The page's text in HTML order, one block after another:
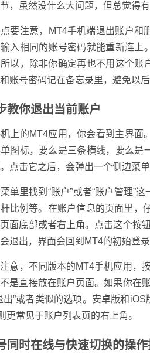
，虽然没什么大问题，但总觉得有
要注意，MT4手机端退出账户和
入相同的账号密码就能重新连上
以，除非你确定再也不用这个账
账号密码记在备忘录里，避免以后
教你退出当前账户
上的MT4应用，你会看到主界面
图标，要么是三条横线，要么是
点击它之后，会弹出一个侧边菜
单里找到“账户”或者“账户管理”
比例等。在账户信息的页面里，
面底部或者右上角。点击这个按
退出，界面会回到MT4的初始登录
意，不同版本的MT4手机应用，
是直接放在账户页面。如果你在
出”或者类似的选项。安卓版和
更常见于账户列表页的右上角。
同时在线与快速切换的操